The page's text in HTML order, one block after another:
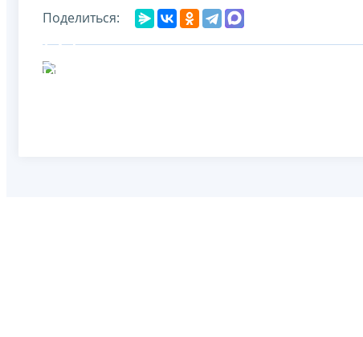
Поделиться: